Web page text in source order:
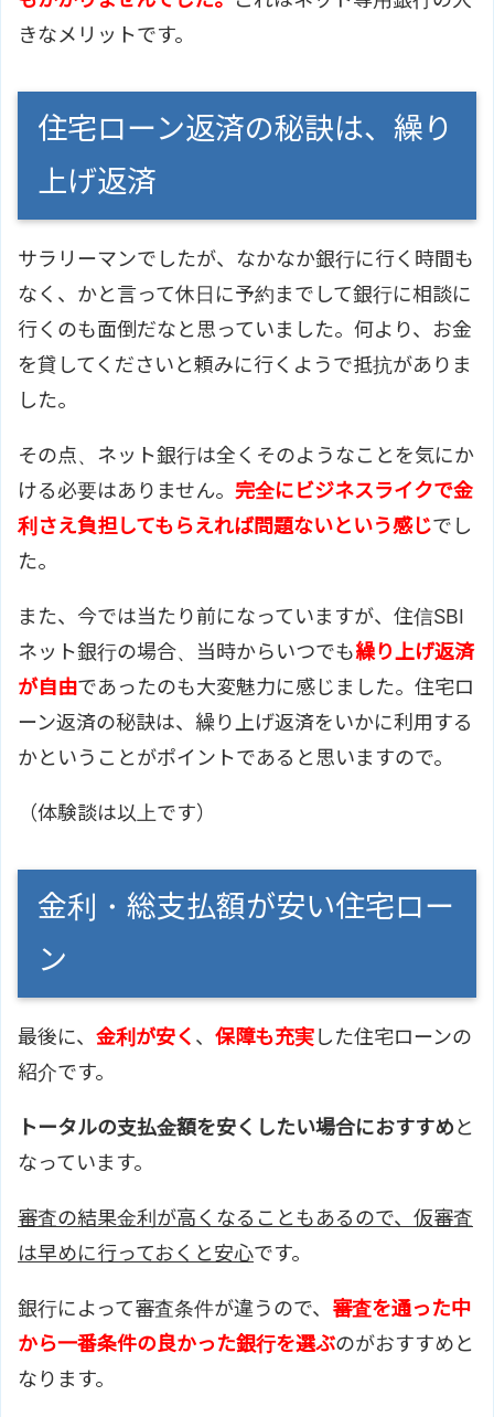
きなメリットです。
住宅ローン返済の秘訣は、繰り
上げ返済
サラリーマンでしたが、なかなか銀行に行く時間も
なく、かと言って休日に予約までして銀行に相談に
行くのも面倒だなと思っていました。何より、お金
を貸してくださいと頼みに行くようで抵抗がありま
した。
その点、ネット銀行は全くそのようなことを気にか
ける必要はありません。 完全にビジネスライクで金
利さえ負担してもらえれば問題ないという感じでし
た。
また、今では当たり前になっていますが、住信SBI
ネット銀行の場合、当時からいつでも繰り上げ返済
が自由であったのも大変魅力に感じました。住宅ロ
ーン返済の秘訣は、繰り上げ返済をいかに利用する
かということがポイントであると思いますので。
（体験談は以上です）
金利・総支払額が安い住宅ロー
ン
最後に、 金利が安く 、 保障も充実した住宅ローンの
紹介です。
トータルの支払金額を安くしたい場合におすすめと
なっています。
審査の結果金利が高くなることもあるので、仮審査
は早めに行っておくと安心です。
銀行によって審査条件が違うので、 審査を通った中
から一番条件の良かった銀行を選ぶのがおすすめと
なります。